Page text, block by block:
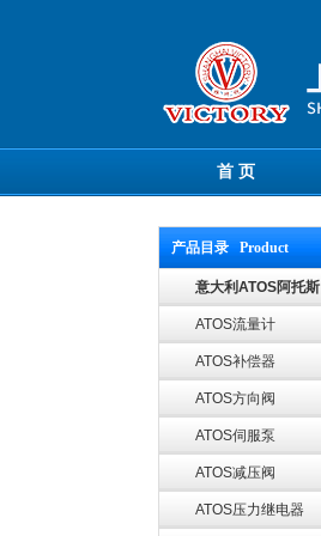
首 页
产品目录 Product
意大利ATOS阿托斯
ATOS流量计
ATOS补偿器
ATOS方向阀
ATOS伺服泵
ATOS减压阀
ATOS压力继电器